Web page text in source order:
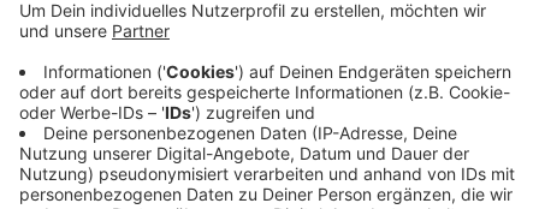
Kinder innerhalb und außerhalb der Ukraine zu
transportieren. Dafür haben sie eine vollausgestattete
rollende Intensivstation. Und das alles mitten im Krieg.
Marc Friedrich ist mittlerweile seit Januar 2024
durchgehend in der Ukraine.
Anzeige